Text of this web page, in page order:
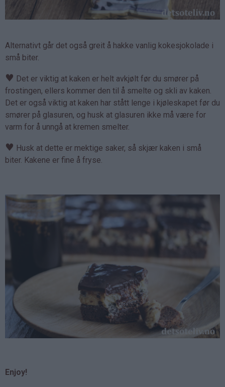
Alternativt går det også greit å hakke vanlig kokesjokolade i
små biter.
♥ Det er viktig at kaken er helt avkjølt før du smører på
frostingen, ellers kommer den til å smelte og skli av kaken.
Det er også viktig at kaken har stått lenge i kjøleskapet før du
smører på glasuren, og husk at glasuren ikke må være for
varm for å unngå at kremen smelter.
♥ Husk at dette er mektige saker, så skjær kaken i små
biter. Kakene er fine å fryse.
Enjoy!